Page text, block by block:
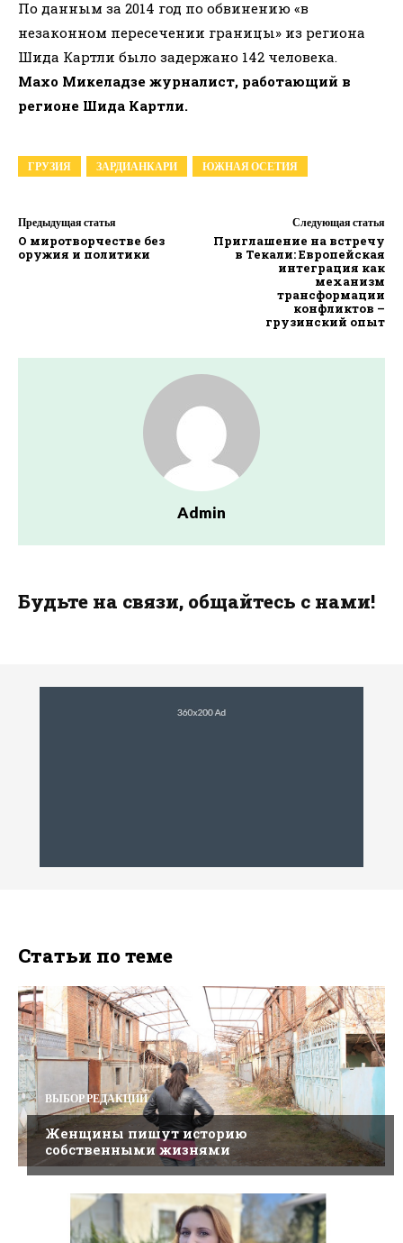
По данным за 2014 год по обвинению «в
незаконном пересечении границы» из региона
Шида Картли было задержано 142 человека.
Махо Микеладзе журналист, работающий в
регионе Шида Картли.
ГРУЗИЯ ЗАРДИАНКАРИ ЮЖНАЯ ОСЕТИЯ
Предыдущая статья
О миротворчестве без
оружия и политики
Следующая статья
Приглашение на встречу
в Текали: Европейская
интеграция как
механизм
трансформации
конфликтов –
грузинский опыт
Admin
Будьте на связи, общайтесь с нами!
Статьи по теме
ВЫБОР РЕДАКЦИИ
Женщины пишут историю
собственными жизнями